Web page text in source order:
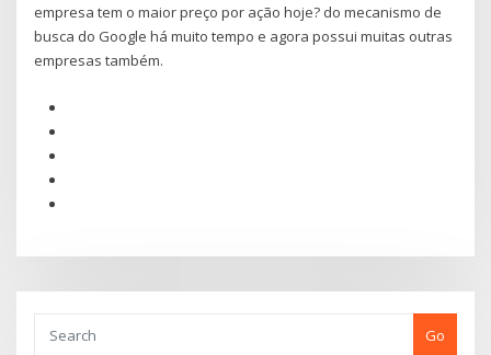
empresa tem o maior preço por ação hoje? do mecanismo de
busca do Google há muito tempo e agora possui muitas outras
empresas também.
Go